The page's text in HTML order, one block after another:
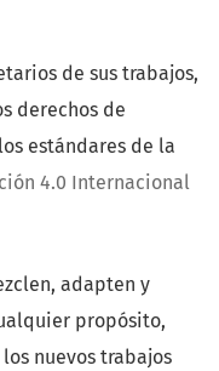
de sus trabajos,
derechos de
estándares de la
4.0 Internacional
adapten y
propósito,
nuevos trabajos